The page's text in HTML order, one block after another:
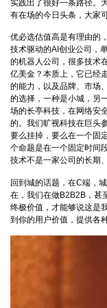
实践出了很好一条路径。
有在场的今日头条，大家
优必选估值高是有理由的
技术驱动的AI创业公司，
的机器人公司，很多技术
亿美金？本质上，它已经
的能力，以及品牌、市场
的选择，一种是小城，另
场的长亭科技，在网络安
的。我们旷视科技在巨头
要么挂掉，要么在一个固
个命题是在一个固定时间
技术不是一家公司的长期
回到城的话题，在C端，
在，我们在做B2B2B，甚
终极价值，才能够说这是
到你的用户价值，提供各